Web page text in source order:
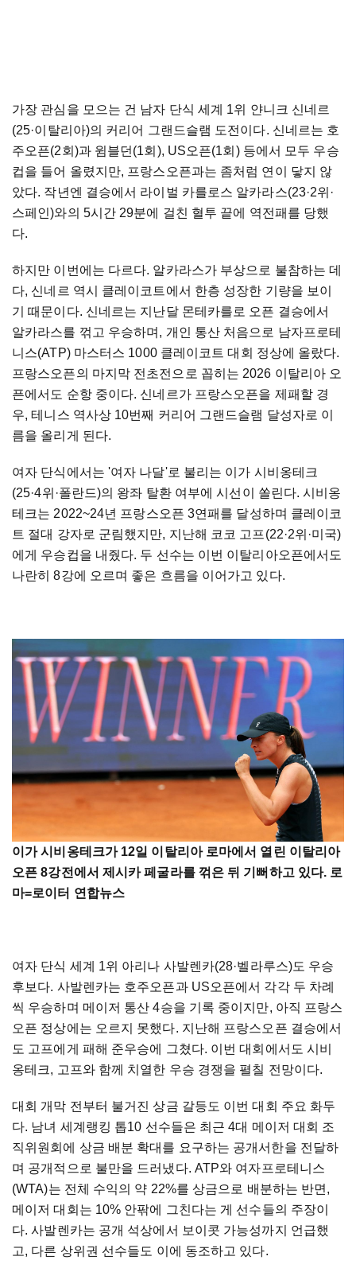
가장 관심을 모으는 건 남자 단식 세계 1위 얀니크 신네르
(25·이탈리아)의 커리어 그랜드슬램 도전이다. 신네르는 호
주오픈(2회)과 윔블던(1회), US오픈(1회) 등에서 모두 우승
컵을 들어 올렸지만, 프랑스오픈과는 좀처럼 연이 닿지 않
았다. 작년엔 결승에서 라이벌 카를로스 알카라스(23·2위·
스페인)와의 5시간 29분에 걸친 혈투 끝에 역전패를 당했
다.
하지만 이번에는 다르다. 알카라스가 부상으로 불참하는 데
다, 신네르 역시 클레이코트에서 한층 성장한 기량을 보이
기 때문이다. 신네르는 지난달 몬테카를로 오픈 결승에서
알카라스를 꺾고 우승하며, 개인 통산 처음으로 남자프로테
니스(ATP) 마스터스 1000 클레이코트 대회 정상에 올랐다.
프랑스오픈의 마지막 전초전으로 꼽히는 2026 이탈리아 오
픈에서도 순항 중이다. 신네르가 프랑스오픈을 제패할 경
우, 테니스 역사상 10번째 커리어 그랜드슬램 달성자로 이
름을 올리게 된다.
여자 단식에서는 '여자 나달'로 불리는 이가 시비옹테크
(25·4위·폴란드)의 왕좌 탈환 여부에 시선이 쏠린다. 시비옹
테크는 2022~24년 프랑스오픈 3연패를 달성하며 클레이코
트 절대 강자로 군림했지만, 지난해 코코 고프(22·2위·미국)
에게 우승컵을 내줬다. 두 선수는 이번 이탈리아오픈에서도
나란히 8강에 오르며 좋은 흐름을 이어가고 있다.
이가 시비옹테크가 12일 이탈리아 로마에서 열린 이탈리아
오픈 8강전에서 제시카 페굴라를 꺾은 뒤 기뻐하고 있다. 로
마=로이터 연합뉴스
여자 단식 세계 1위 아리나 사발렌카(28·벨라루스)도 우승
후보다. 사발렌카는 호주오픈과 US오픈에서 각각 두 차례
씩 우승하며 메이저 통산 4승을 기록 중이지만, 아직 프랑스
오픈 정상에는 오르지 못했다. 지난해 프랑스오픈 결승에서
도 고프에게 패해 준우승에 그쳤다. 이번 대회에서도 시비
옹테크, 고프와 함께 치열한 우승 경쟁을 펼칠 전망이다.
대회 개막 전부터 불거진 상금 갈등도 이번 대회 주요 화두
다. 남녀 세계랭킹 톱10 선수들은 최근 4대 메이저 대회 조
직위원회에 상금 배분 확대를 요구하는 공개서한을 전달하
며 공개적으로 불만을 드러냈다. ATP와 여자프로테니스
(WTA)는 전체 수익의 약 22%를 상금으로 배분하는 반면,
메이저 대회는 10% 안팎에 그친다는 게 선수들의 주장이
다. 사발렌카는 공개 석상에서 보이콧 가능성까지 언급했
고, 다른 상위권 선수들도 이에 동조하고 있다.